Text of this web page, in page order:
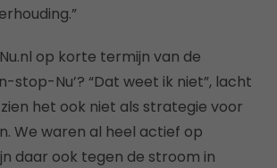
op korte termijn van de
stop-Nu’? “Dat weet ik niet”, lacht
zien het ook niet als strategie voor
We waren al heel actief op
daar ook tegen de stroom in